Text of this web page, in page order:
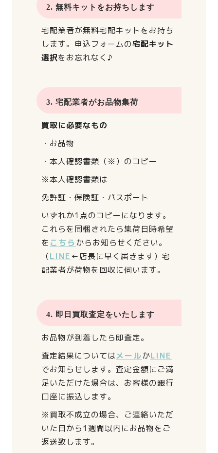
2. 無料キットをお持ちします
宅配業者が無料宅配キットをお持ち
します。 申込フォームの宅配キット
選択をお忘れなく♪
3. 宅配業者がお品物集荷
買取に必要なもの
・お品物
・本人確認書類（※）のコピー
※本人確認書類は
免許証・保険証・パスポート
いずれか1点のコピーになります。
これらを同梱されたら集荷日時希望
を こちら からお知らせください。
（LINE ←店長に早く届きます） 宅
配業者が荷物を回収に伺います。
4. 即日買取査定をいたします
お品物が到着したら即査定。
査定結果についてはメールかLINE
でお知らせします。 査定金額にご満
足いただけた場合は、 お客様の銀行
口座に振込します。
※買取不成立の場合、 ご連絡いただ
いた日から1週間以内にお品物をご
返送致します。